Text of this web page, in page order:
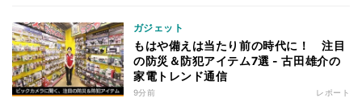
ガジェット
もはや備えは当たり前の時代に！ 注目
の防災＆防犯アイテム7選 - 古田雄介の
家電トレンド通信
9分前 レポート